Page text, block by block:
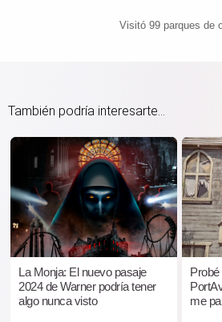
Visitó 99 parques de
También podría interesarte...
La Monja: El nuevo pasaje
2024 de Warner podría tener
algo nunca visto
me